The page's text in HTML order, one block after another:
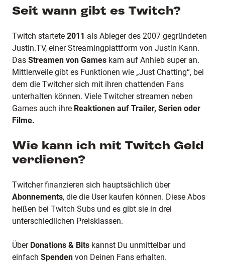
Seit wann gibt es Twitch?
Twitch startete 2011 als Ableger des 2007 gegründeten
Justin.TV, einer Streamingplattform von Justin Kann.
Das Streamen von Games kam auf Anhieb super an.
Mittlerweile gibt es Funktionen wie „Just Chatting“, bei
dem die Twitcher sich mit ihren chattenden Fans
unterhalten können. Viele Twitcher streamen neben
Games auch ihre Reaktionen auf Trailer, Serien oder
Filme.
Wie kann ich mit Twitch Geld
verdienen?
Twitcher finanzieren sich hauptsächlich über
Abonnements, die die User kaufen können. Diese Abos
heißen bei Twitch Subs und es gibt sie in drei
unterschiedlichen Preisklassen.
Über Donations & Bits kannst Du unmittelbar und
einfach Spenden von Deinen Fans erhalten.